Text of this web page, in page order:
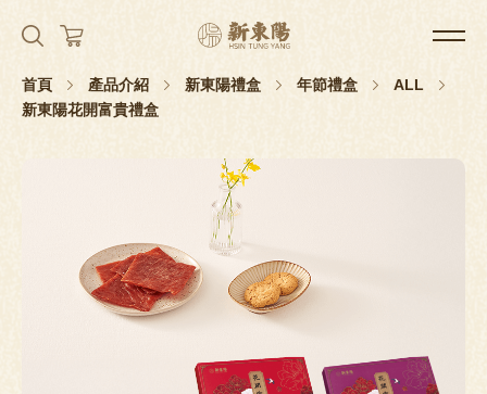
首頁 產品介紹 新東陽禮盒 年節禮盒
ALL
新東陽花開富貴禮盒